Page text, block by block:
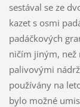
sestával se ze
kazet s osmi
padáčkových
ničím jiným,
palivovými
používány na
bylo možné